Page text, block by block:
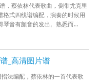
，蔡依林代表歌曲，倒带尤克里
格式四线谱编配，演奏的时候用
琴音有颤音的发出。熟悉而...
_高清图片谱
法编配，蔡依林的一首代表歌